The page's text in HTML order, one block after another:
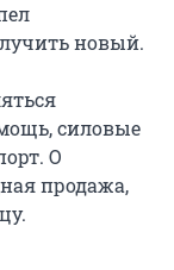
новый.
силовые
О
продажа,